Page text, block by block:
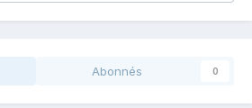
Abonnés 0